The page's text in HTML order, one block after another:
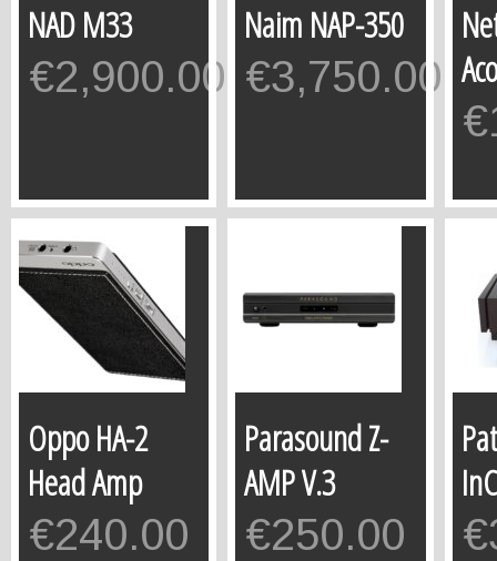
NAD M33
€2,900.00
Naim NAP-350
€3,750.00
€
Oppo HA-2
Head Amp
€240.00
Parasound Z-
AMP V.3
€250.00 €